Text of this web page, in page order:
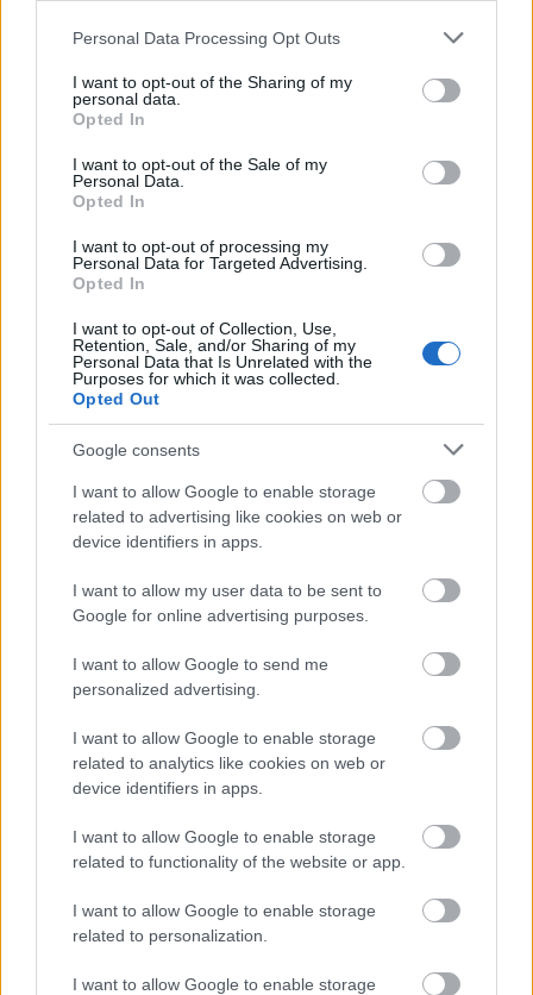
Please note that this website/app uses one or more Google
not limited to your visit or usage behaviour. You may click to
grant or deny consent to Google and its third-party tags to
use your data for below specified purposes in below Google
consent section.
Personal Data Processing Opt Outs
I want to opt-out of the Sharing of my
personal data.
Opted In
I want to opt-out of the Sale of my
Personal Data.
Opted In
I want to opt-out of processing my
Personal Data for Targeted Advertising.
Opted In
I want to opt-out of Collection, Use,
Retention, Sale, and/or Sharing of my
Personal Data that Is Unrelated with the
Purposes for which it was collected.
Opted Out
Google consents
I want to allow Google to enable storage
related to advertising like cookies on web or
device identifiers in apps.
I want to allow my user data to be sent to
Google for online advertising purposes.
I want to allow Google to send me
personalized advertising.
I want to allow Google to enable storage
related to analytics like cookies on web or
device identifiers in apps.
I want to allow Google to enable storage
related to functionality of the website or app.
I want to allow Google to enable storage
related to personalization.
I want to allow Google to enable storage
Sassuolo - Como
Igen (Mindkét félidőben több, mint 1,5 gól lesz?)
Masta Killa
3 hónapja
Tét:30
28996 01 Shamrock Rovers-Bohemians Dublin
Mindkét csapat szerez gólt-Gólszám 2,5
Igen és több,mint 2,5
Oddsz:3,00
pitör
3 hónapja
05105
Araz Naxcivan - Turan Tovuz
Döntetlen (1X2)
5lászló7
3 hónapja